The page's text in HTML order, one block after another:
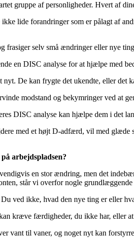
gruppe af personligheder. Hvert af
lide forandringer som er pålagt af
frasiger selv små ændringer eller nye
en DISC analyse for at hjælpe med
De kan frygte det ukendte, eller det
modstand og bekymringer ved at
DISC analyse kan hjælpe dem i det
med et højt D-adfærd, vil med glæde
arbejdspladsen?
en stor ændring, men det
står vi overfor nogle
Du ved ikke, hvad den nye ting er eller
kræve færdigheder, du ikke har, eller
vant til vaner, og noget nyt kan